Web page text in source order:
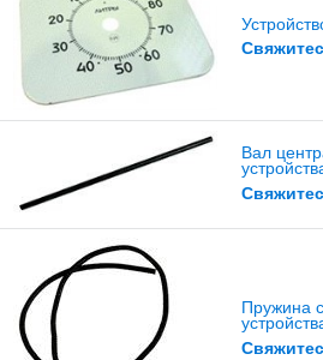
Вал
Пружина